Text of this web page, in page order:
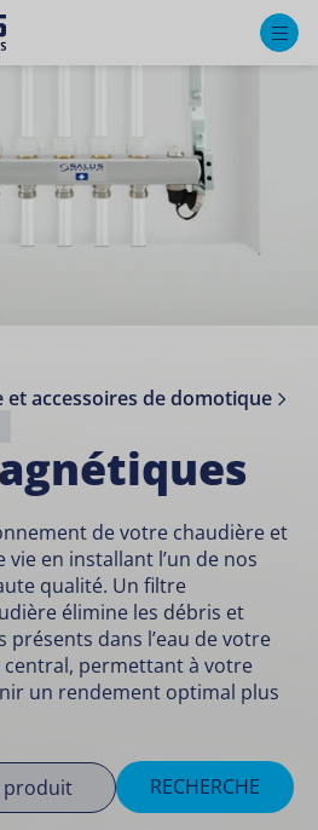
et accessoires de domotique
de votre chaudière et
en installant l’un de nos
qualité. Un filtre
élimine les débris et
dans l’eau de votre
central, permettant à votre
un rendement optimal plus
RECHERCHE